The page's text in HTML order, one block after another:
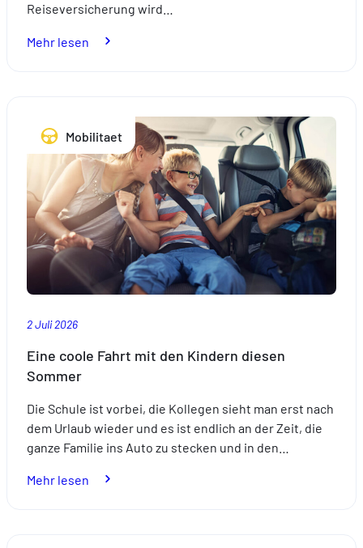
Reiseversicherung wird…
Mehr lesen
Reisen
ganz
entspannt
mit
einer
passenden
Versicherung
Mobilitaet
2 Juli 2026
Eine coole Fahrt mit den Kindern diesen
Sommer
Die Schule ist vorbei, die Kollegen sieht man erst nach
dem Urlaub wieder und es ist endlich an der Zeit, die
ganze Familie ins Auto zu stecken und in den…
Mehr lesen